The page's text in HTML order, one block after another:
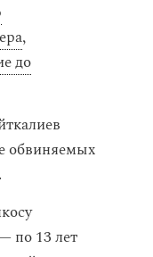
,
до
обвиняемых
по 13 лет